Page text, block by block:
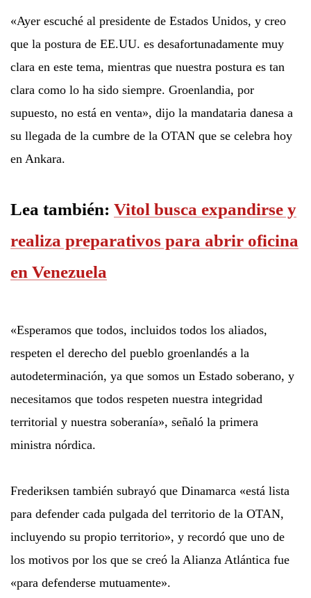
«Ayer escuché al presidente de Estados Unidos, y creo
que la postura de EE.UU. es desafortunadamente muy
clara en este tema, mientras que nuestra postura es tan
clara como lo ha sido siempre. Groenlandia, por
supuesto, no está en venta», dijo la mandataria danesa a
su llegada de la cumbre de la OTAN que se celebra hoy
en Ankara.
Lea también: Vitol busca expandirse y
realiza preparativos para abrir oficina
en Venezuela
«Esperamos que todos, incluidos todos los aliados,
respeten el derecho del pueblo groenlandés a la
autodeterminación, ya que somos un Estado soberano, y
necesitamos que todos respeten nuestra integridad
territorial y nuestra soberanía», señaló la primera
ministra nórdica.
Frederiksen también subrayó que Dinamarca «está lista
para defender cada pulgada del territorio de la OTAN,
incluyendo su propio territorio», y recordó que uno de
los motivos por los que se creó la Alianza Atlántica fue
«para defenderse mutuamente».